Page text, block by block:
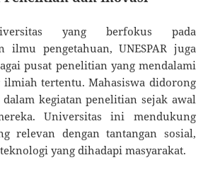
yang berfokus pada
ilmu pengetahuan, UNESPAR juga
pusat penelitian yang mendalami
ilmiah tertentu. Mahasiswa didorong
kegiatan penelitian sejak awal
Universitas ini mendukung
relevan dengan tantangan sosial,
yang dihadapi masyarakat.